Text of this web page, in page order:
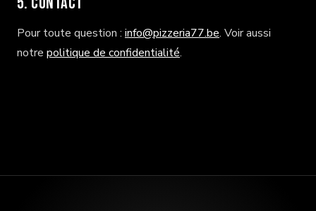
Pour toute question : info@pizzeria77.be. Voir aussi
notre politique de confidentialité.